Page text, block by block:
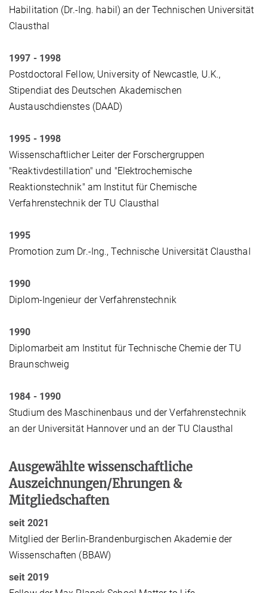
Habilitation (Dr.-Ing. habil) an der Technischen Universität
Clausthal
1997 - 1998
Postdoctoral Fellow, University of Newcastle, U.K.,
Stipendiat des Deutschen Akademischen
Austauschdienstes(DAAD)
1995 - 1998
Wissenschaftlicher Leiter der Forschergruppen
"Reaktivdestillation" und "Elektrochemische
Reaktionstechnik" am Institut für Chemische
Verfahrenstechnik der TU Clausthal
1995
Promotion zum Dr.-Ing., Technische Universität Clausthal
1990
Diplom-Ingenieur der Verfahrenstechnik
1990
Diplomarbeit am Institut für Technische Chemie der TU
Braunschweig
1984 - 1990
Studium des Maschinenbaus und der Verfahrenstechnik
an der Universität Hannover und an der TU Clausthal
Ausgewählte wissenschaftliche
Auszeichnungen/Ehrungen &
Mitgliedschaften
seit 2021
Mitglied der Berlin-Brandenburgischen Akademie der
Wissenschaften (BBAW)
seit 2019